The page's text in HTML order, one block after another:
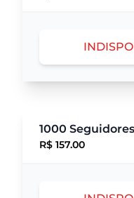
1000 Seguidores
R$ 157.00